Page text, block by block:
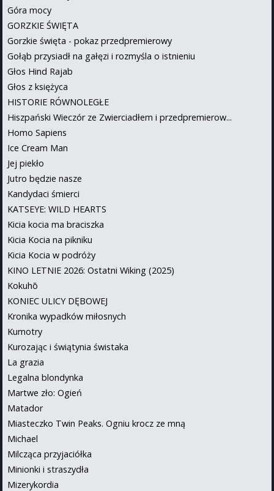
Góra mocy
GORZKIE ŚWIĘTA
Gorzkie święta - pokaz przedpremierowy
Gołąb przysiadł na gałęzi i rozmyśla o istnieniu
Głos Hind Rajab
Głos z księżyca
HISTORIE RÓWNOLEGŁE
Hiszpański Wieczór ze Zwierciadłem i przedpremierow...
Homo Sapiens
Ice Cream Man
Jej piekło
Jutro będzie nasze
Kandydaci śmierci
KATSEYE: WILD HEARTS
Kicia kocia ma braciszka
Kicia Kocia na pikniku
Kicia Kocia w podróży
KINO LETNIE 2026: Ostatni Wiking (2025)
Kokuhō
KONIEC ULICY DĘBOWEJ
Kronika wypadków miłosnych
Kumotry
Kurozając i świątynia świstaka
La grazia
Legalna blondynka
Martwe zło: Ogień
Matador
Miasteczko Twin Peaks. Ogniu krocz ze mną
Michael
Milcząca przyjaciółka
Minionki i straszydła
Mizerykordia